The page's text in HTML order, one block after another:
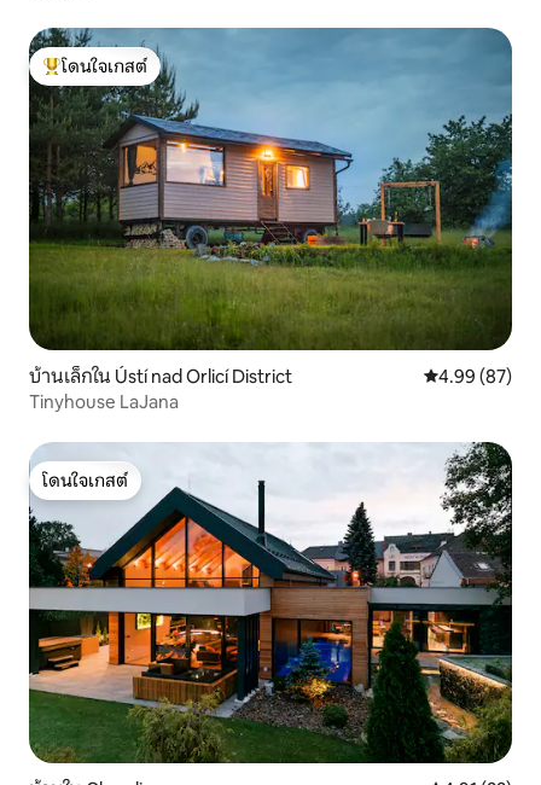
โดนใจเกสต์ที่สุด
โดนใจเกสต์
บ้านเล็กใน Ústí nad Orlicí District คะแนนเฉลี่ย
4.99 (87)
Tinyhouse LaJana
โดนใจเกสต์
โดนใจเกสต์